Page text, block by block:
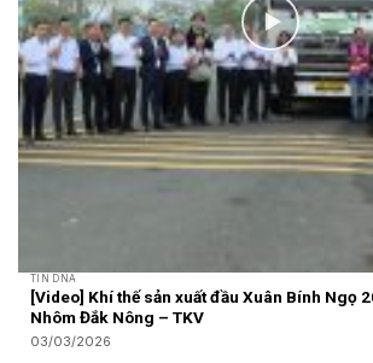
TIN DNA
[Video] Khí thế sản xuất đầu Xuân Bính Ngọ
Nhôm Đắk Nông – TKV
03/03/2026